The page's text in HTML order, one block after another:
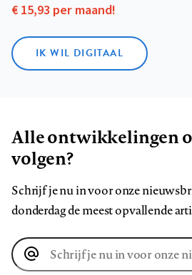
€ 15,93 per maand!
IK WIL DIGITAAL
Alle ontwikkelingen
volgen?
Schrijf je nu in voor onze
donderdag de meest opvallende
E-